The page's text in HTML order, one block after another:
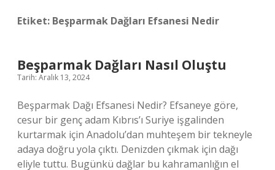
Etiket: Beşparmak Dağları Efsanesi Nedir
Beşparmak Dağları Nasıl Oluştu
Tarih: Aralık 13, 2024
Beşparmak Dağı Efsanesi Nedir? Efsaneye göre,
cesur bir genç adam Kıbrıs’ı Suriye işgalinden
kurtarmak için Anadolu’dan muhteşem bir tekneyle
adaya doğru yola çıktı. Denizden çıkmak için dağı
eliyle tuttu. Bugünkü dağlar bu kahramanlığın el